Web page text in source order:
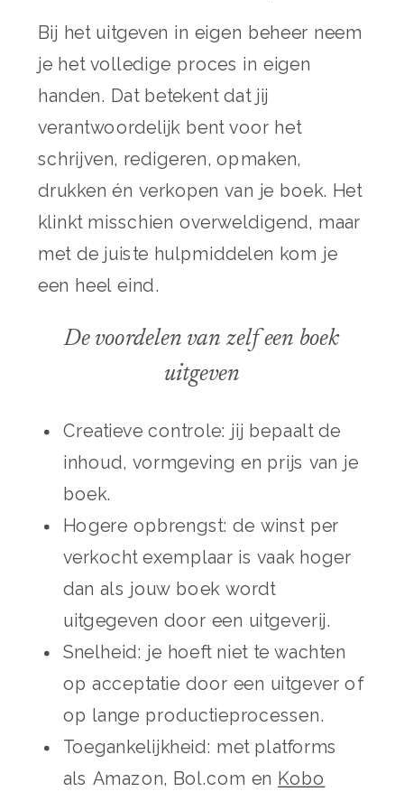
Bij het uitgeven in eigen beheer neem
je het volledige proces in eigen
handen. Dat betekent dat jij
verantwoordelijk bent voor het
schrijven, redigeren, opmaken,
drukken én verkopen van je boek. Het
klinkt misschien overweldigend, maar
met de juiste hulpmiddelen kom je
een heel eind.
De voordelen van zelf een boek
uitgeven
Creatieve controle: jij bepaalt de
inhoud, vormgeving en prijs van je
boek.
Hogere opbrengst: de winst per
verkocht exemplaar is vaak hoger
dan als jouw boek wordt
uitgegeven door een uitgeverij.
Snelheid: je hoeft niet te wachten
op acceptatie door een uitgever of
op lange productieprocessen.
Toegankelijkheid: met platforms
als Amazon, Bol.com en Kobo